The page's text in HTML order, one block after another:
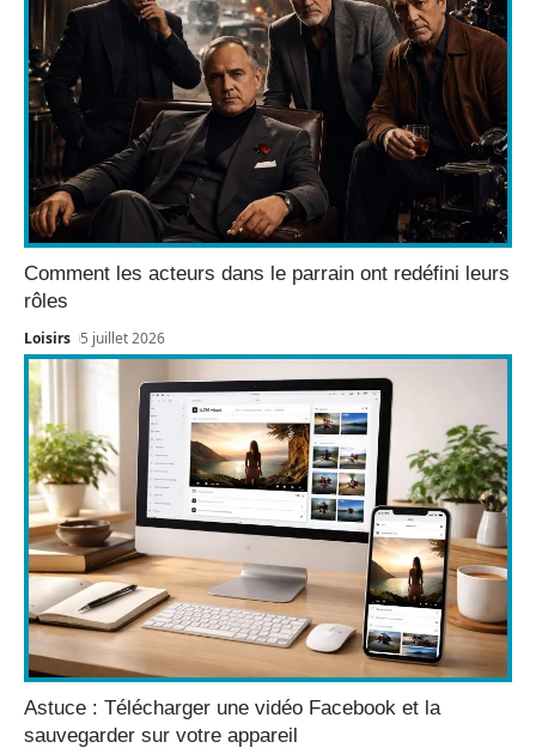
Comment les acteurs dans le parrain ont redéfini leurs
rôles
Loisirs 5 juillet 2026
Astuce : Télécharger une vidéo Facebook et la
sauvegarder sur votre appareil